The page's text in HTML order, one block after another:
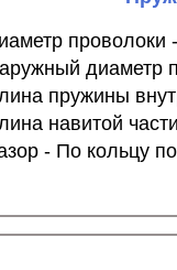
проволоки
диаметр
пружины
навитой
- По кольцу